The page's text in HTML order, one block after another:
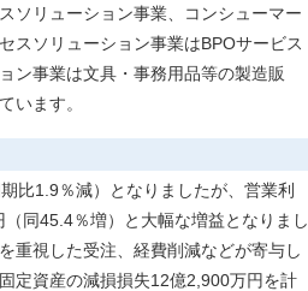
ソリューション事業、コンシューマー
スソリューション事業はBPOサービス
ン事業は文具・事務用品等の製造販
います。
比1.9％減）となりましたが、営業利
同45.4％増）と大幅な増益となりまし
重視した受注、経費削減などが寄与し
定資産の減損損失12億2,900万円を計